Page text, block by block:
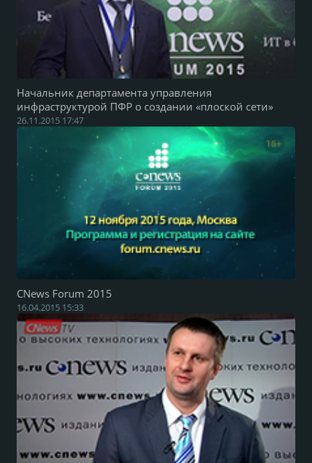
Начальник департамента управления
инфраструктурой ПФР о создании «плоской сети»
26.11.2015 17:47
CNews Forum 2015
16.04.2015 15:33